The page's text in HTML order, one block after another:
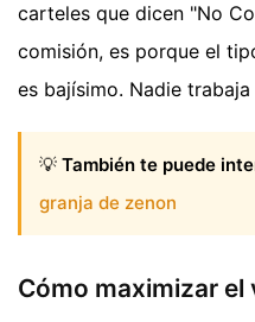
carteles que dicen "No
comisión, es porque el
es bajísimo. Nadie
💡 También te puede
granja de zenon
Cómo maximizar